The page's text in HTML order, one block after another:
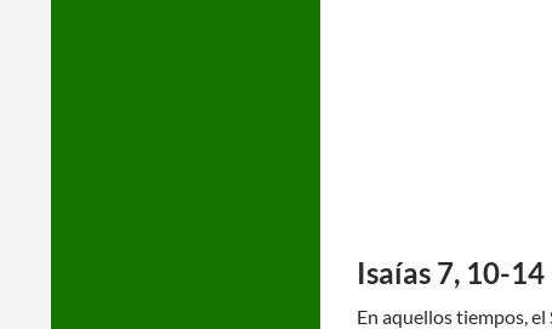
Isaías 7, 10-14
En aquellos tiempos,